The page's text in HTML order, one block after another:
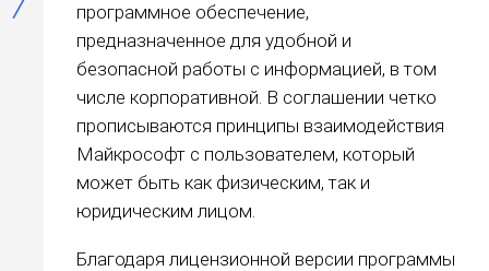
программное обеспечение,
предназначенное для удобной и
безопасной работы с информацией, в том
числе корпоративной. В соглашении четко
прописываются принципы взаимодействия
Майкрософт с пользователем, который
может быть как физическим, так и
юридическим лицом.
Благодаря лицензионной версии программы